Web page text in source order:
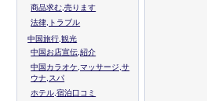
商品求む,売ります
法律,トラブル
中国旅行,観光
中国お店宣伝,紹介
中国カラオケ,マッサージ,サ
ウナ,スパ
ホテル,宿泊口コミ